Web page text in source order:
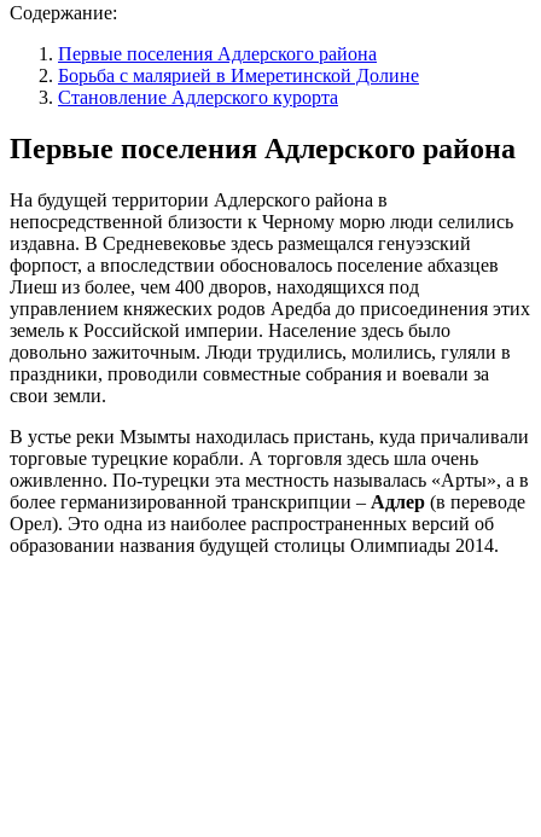
Содержание:
Первые поселения Адлерского района
Борьба с малярией в Имеретинской Долине
Становление Адлерского курорта
Первые поселения Адлерского района
На будущей территории Адлерского района в
непосредственной близости к Черному морю люди селились
издавна. В Средневековье здесь размещался генуэзский
форпост, а впоследствии обосновалось поселение абхазцев
Лиеш из более, чем 400 дворов, находящихся под
управлением княжеских родов Аредба до присоединения этих
земель к Российской империи. Население здесь было
довольно зажиточным. Люди трудились, молились, гуляли в
праздники, проводили совместные собрания и воевали за
свои земли.
В устье реки Мзымты находилась пристань, куда причаливали
торговые турецкие корабли. А торговля здесь шла очень
оживленно. По-турецки эта местность называлась «Арты», а в
более германизированной транскрипции – Адлер (в переводе
Орел). Это одна из наиболее распространенных версий об
образовании названия будущей столицы Олимпиады 2014.